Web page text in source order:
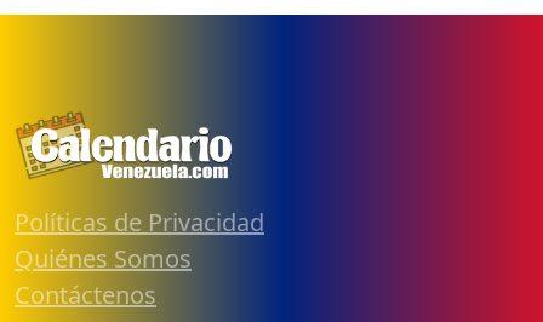
Políticas de Privacidad
Quiénes Somos
Contáctenos